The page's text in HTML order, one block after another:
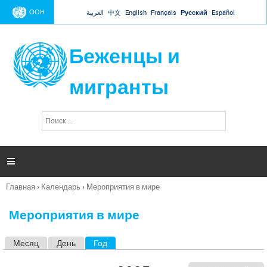
Jump to navigation
ООН العربية 中文 English Français Русский Español
Беженцы и
мигранты
п
и

Вы
Главная › Календарь › Мероприятия в мире
Мероприятия в мире
Месяц День Год